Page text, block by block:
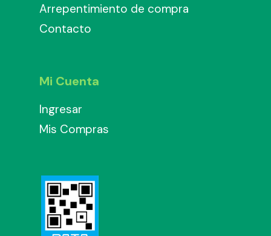
Arrepentimiento de compra
Contacto
Mi Cuenta
Ingresar
Mis Compras